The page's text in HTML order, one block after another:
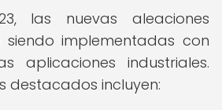
las nuevas aleaciones
implementadas con
aplicaciones industriales.
destacados incluyen: